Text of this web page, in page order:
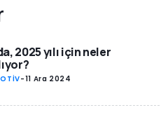
2025 yılı için neler
-11 Ara 2024